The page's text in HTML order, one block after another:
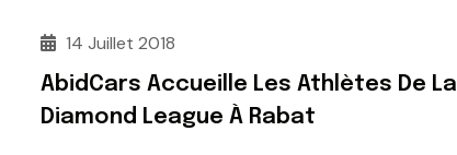
14 Juillet 2018
AbidCars Accueille Les Athlètes De La
Diamond League À Rabat